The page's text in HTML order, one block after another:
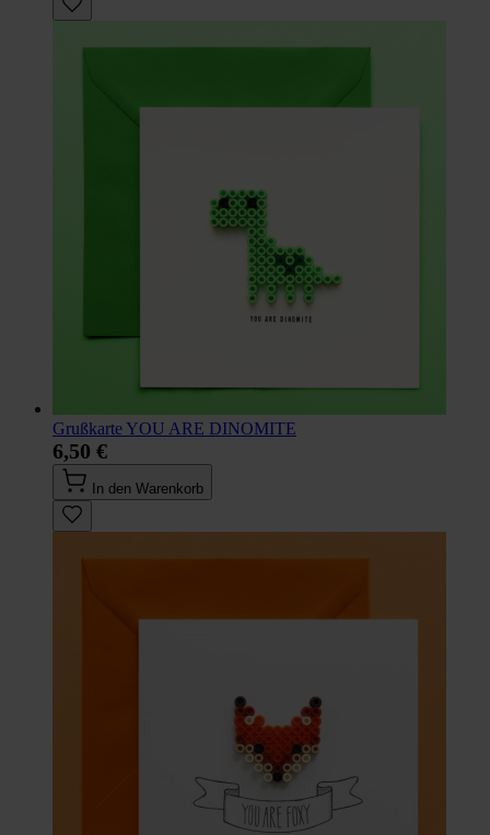
Grußkarte YOU ARE DINOMITE
6,50 €
In den Warenkorb